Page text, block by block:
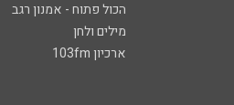
הכול פתוח - אמנון רגב
מילים ולחן
ארכיון 103fm